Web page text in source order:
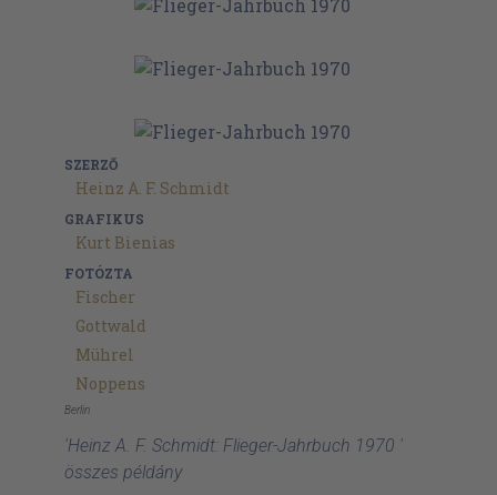
SZERZŐ
Heinz A. F. Schmidt
GRAFIKUS
Kurt Bienias
FOTÓZTA
Fischer
Gottwald
Mührel
Noppens
Berlin
'Heinz A. F. Schmidt: Flieger-Jahrbuch 1970 '
összes példány